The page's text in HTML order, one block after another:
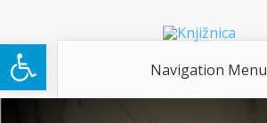
Open toolbar Navigation Menu